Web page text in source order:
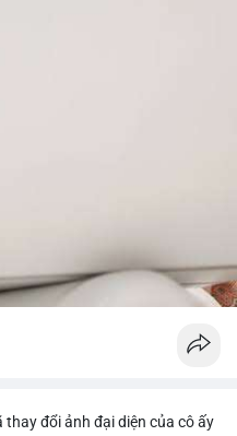
tháng 4 với 1 tỷ USD)
dòng thời gian của Vlike.vn!
đổi ảnh đại diện của cô ấy